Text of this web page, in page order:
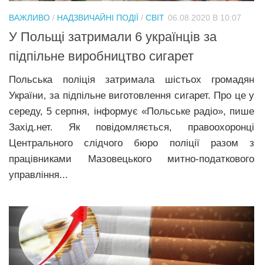
ВАЖЛИВО / НАДЗВИЧАЙНІ ПОДІЇ / СВІТ 06.08.2020 В 10:07
У Польщі затримали 6 українців за
підпільне виробництво сигарет
Польська поліція затримала шістьох громадян
України, за підпільне виготовлення сигарет. Про це у
середу, 5 серпня, інформує «Польське радіо», пише
Захід.нет. Як повідомляється, правоохоронці
Центрального слідчого бюро поліції разом з
працівниками Мазовецького митно-податкового
управління...